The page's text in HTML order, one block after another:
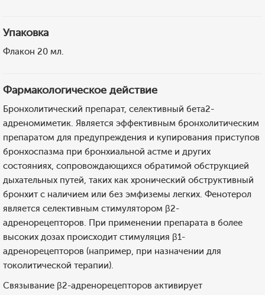
Упаковка
Флакон 20 мл.
Фармакологическое действие
Бронхолитический препарат, селективный бета2-
адреномиметик. Является эффективным бронхолитическим
препаратом для предупреждения и купирования приступов
бронхоспазма при бронхиальной астме и других
состояниях, сопровождающихся обратимой обструкцией
дыхательных путей, таких как хронический обструктивный
бронхит с наличием или без эмфиземы легких. Фенотерол
является селективным стимулятором β2-
адренорецепторов. При применении препарата в более
высоких дозах происходит стимуляция β1-
адренорецепторов (например, при назначении для
токолитической терапии).
Связывание β2-адренорецепторов активирует